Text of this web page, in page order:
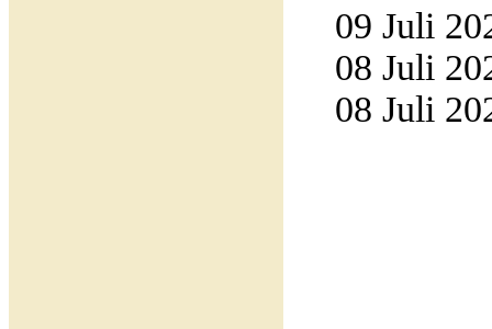
09 Juli
08 Juli
08 Juli